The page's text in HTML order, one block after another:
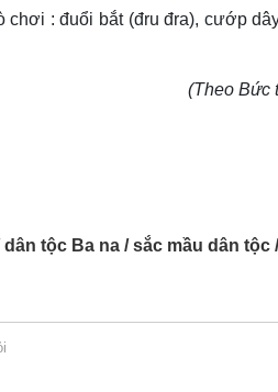
chơi : đuổi bắt (đru đra), c­ướp
(Theo Bức
dân tộc Ba na sắc mầu dân tộc